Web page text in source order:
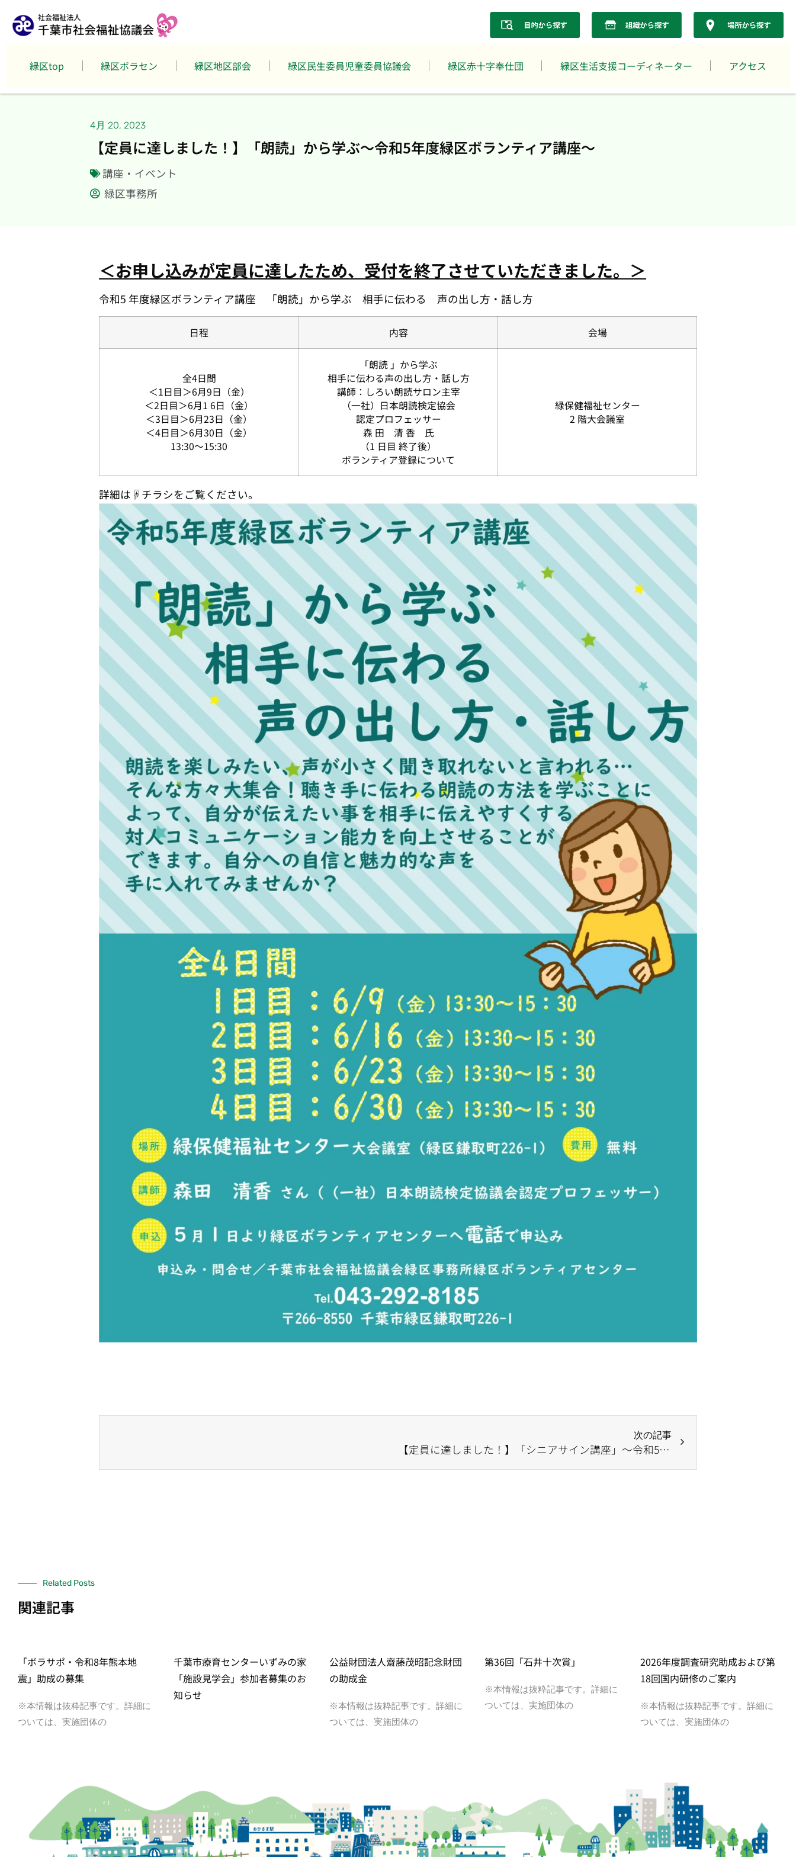
緑区top 緑区ボラセン 緑区地区部会 緑区民生委員児童委員協議会 緑区赤十字奉仕団 緑区生活支援コーディネーター アクセス
4月 20, 2023
【定員に達しました！】「朗読」から学ぶ～令和5年度緑区ボランティア講座～
講座・イベント
緑区事務所
＜お申し込みが定員に達したため、受付を終了させていただきました。＞
令和5 年度緑区ボランティア講座 「朗読」から学ぶ 相手に伝わる 声の出し方・話し方
日程 内容 会場
全4日間
＜1日目＞6月9日（金）
＜2日目＞6月1 6日（金）
＜3日目＞6月23日（金）
＜4日目＞6月30日（金）
13:30～15:30
「朗読 」から学ぶ
相手に伝わる声の出し方・話し方
講師：しろい朗読サロン主宰
（一社）日本朗読検定協会
認定プロフェッサー
森 田 清 香 氏
（1 日目 終了後）
ボランティア登録について
緑保健福祉センター
2 階大会議室
詳細は☟チラシをご覧ください。
次の記事
【定員に達しました！】「シニアサイン講座」～令和5年度緑区ボランティア講座～
Related Posts
関連記事
「ボラサポ・令和8年熊本地
震」助成の募集
※本情報は抜粋記事です。詳細に
ついては、実施団体の
千葉市療育センターいずみの家
「施設見学会」参加者募集のお
知らせ
公益財団法人齋藤茂昭記念財団
の助成金
※本情報は抜粋記事です。詳細に
ついては、実施団体の
第36回「石井十次賞」
※本情報は抜粋記事です。詳細に
ついては、実施団体の
2026年度調査研究助成および第
18回国内研修のご案内
※本情報は抜粋記事です。詳細に
ついては、実施団体の